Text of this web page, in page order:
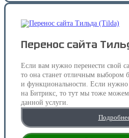
Перенос сайта
Если вам нужно перенести свой
то она станет отличным выбором
и функциональности. Если нужно
на Битрикс, то тут мы тоже
данной услуги.